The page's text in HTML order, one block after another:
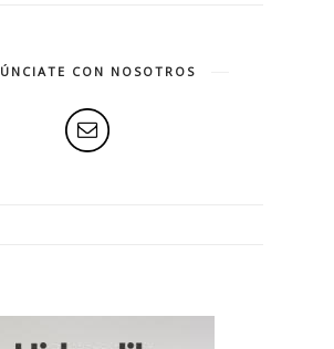
CON NOSOTROS